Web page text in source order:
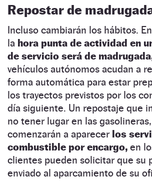
Repostar de
Incluso cambiarán los hábitos.
la hora punta de actividad en
de servicio será de
vehículos autónomos acudan a
forma automática para estar
los trayectos previstos por los
día siguiente. Un repostaje que
no tener lugar en las
comenzarán a aparecer los
combustible por encargo, en
clientes pueden solicitar que su
enviado al aparcamiento de su